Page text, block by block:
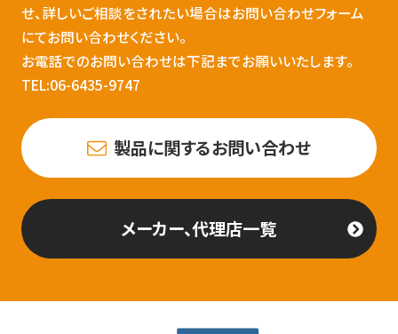
せ、詳しいご相談をされたい場合はお問い合わせフォーム
にてお問い合わせください。
お電話でのお問い合わせは下記までお願いいたします。
TEL:06-6435-9747
製品に関するお問い合わせ
メーカー、代理店一覧